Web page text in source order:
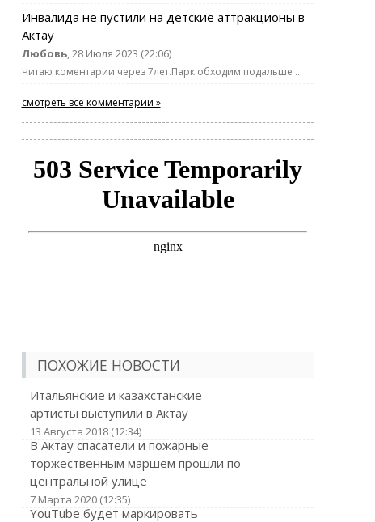
Инвалида не пустили на детские аттракционы в
Актау
Любовь, 28 Июля 2023 (22:06)
Читаю коментарии через 7лет.Парк обходим подальше ..
смотреть все комментарии »
ПОХОЖИЕ НОВОСТИ
Итальянские и казахстанские
артисты выступили в Актау
13 Августа 2018 (12:34)
В Актау спасатели и пожарные
торжественным маршем прошли по
центральной улице
7 Марта 2020 (12:35)
YouTube будет маркировать